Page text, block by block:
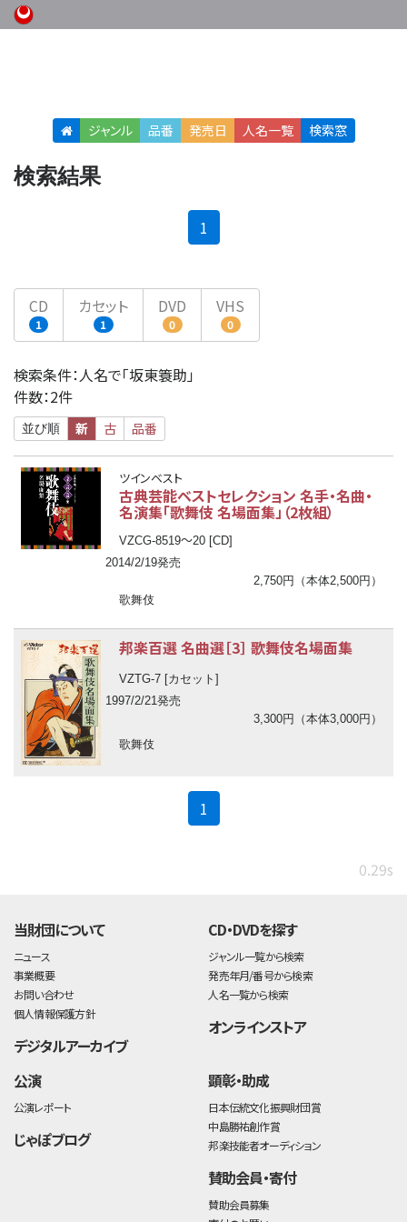
ジャンル 品番 発売日 人名一覧 検索窓
検索結果
1
CD
1
カセット
1
DVD
0
VHS
0
検索条件：人名で「坂東簑助」
件数：2件
並び順 新 古 品番
ツインベスト
古典芸能ベストセレクション 名手・名曲・
名演集「歌舞伎 名場面集」（2枚組）
VZCG-8519〜20 [CD]
2014/2/19発売
2,750円（本体2,500円）
歌舞伎
邦楽百選 名曲選［3］ 歌舞伎名場面集
VZTG-7 [カセット]
1997/2/21発売
3,300円（本体3,000円）
歌舞伎
1
0.29s
当財団について
ニュース
事業概要
お問い合わせ
個人情報保護方針
デジタルアーカイブ
CD・DVDを探す
ジャンル一覧から検索
発売年月/番号から検索
人名一覧から検索
オンラインストア
公演
公演レポート
じゃぽブログ
顕彰・助成
日本伝統文化振興財団賞
中島勝祐創作賞
邦楽技能者オーディション
賛助会員・寄付
賛助会員募集